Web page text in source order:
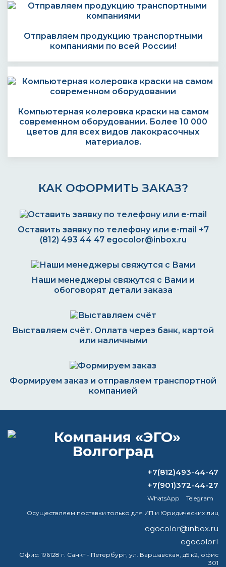
Отправляем продукцию транспортными
компаниями по всей России!
Компьютерная колеровка краски на самом
современном оборудовании. Более 10 000
цветов для всех видов лакокрасочных
материалов.
КАК ОФОРМИТЬ ЗАКАЗ?
Оставить заявку по телефону или e-mail +7
(812) 493 44 47 egocolor@inbox.ru
Наши менеджеры свяжутся с Вами и
обоговорят детали заказа
Выставляем счёт. Оплата через банк, картой
или наличными
Формируем заказ и отправляем транспортной
компанией
ВОПРОС-ОТВЕТ
Какое вещество нельзя использовать в
ржавый металл?
Какая белая краска не желтеет со
временем?
+7(812)493-44-47
+7(901)372-44-27
WhatsApp
Telegram
Осуществляем поставки только для ИП и Юридических лиц
egocolor@inbox.ru
egocolor1
Офис: 196128 г. Санкт - Петербург, ул. Варшавская, д5 к2, офис
301